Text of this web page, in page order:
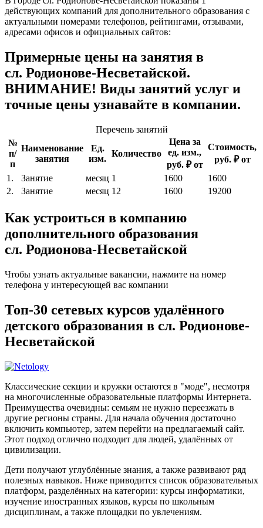
действующих компаний для дополнительного образования с
актуальными номерами телефонов, рейтингами, отзывами,
адресами офисов и официальных сайтов:
Примерные цены на занятия в
сл. Родионове-Несветайской.
ВНИМАНИЕ! Виды занятий услуг и
точные цены узнавайте в компании.
Перечень занятий
№
п/
п
Наименование
занятия
Ед.
изм.
Количество
Цена за
ед. изм.,
руб. ₽ от
Стоимость,
руб. ₽ от
1.
Занятие месяц 1 1600
1600
2.
Занятие месяц 12 1600 19200
Как устроиться в компанию
дополнительного образования
сл. Родионова-Несветайской
Чтобы узнать актуальные вакансии, нажмите на номер
телефона у интересующей вас компании
Топ-30 сетевых курсов удалённого
детского образования в сл. Родионове-
Несветайской
Классические секции и кружки остаются в "моде", несмотря
на многочисленные образовательные платформы Интернета.
Преимущества очевидны: семьям не нужно переезжать в
другие регионы страны. Для начала обучения достаточно
включить компьютер, затем перейти на предлагаемый сайт.
Этот подход отлично подходит для людей, удалённых от
цивилизации.
Дети получают углублённые знания, а также развивают ряд
полезных навыков. Ниже приводится список образовательных
платформ, разделённых на категории: курсы информатики,
изучение иностранных языков, курсы по школьным
дисциплинам, а также площадки по увлечениям.